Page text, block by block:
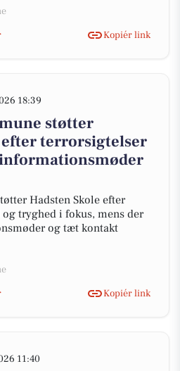
Kopiér link
18:39
støtter
efter terrorsigtelser
Hadsten Skole efter
tryghed i fokus, mens der
og tæt kontakt
Kopiér link
11:40